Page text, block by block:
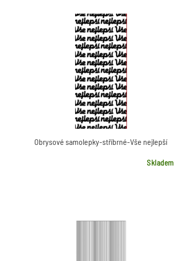
Obrysové samolepky-stříbrné-Vše nejlepší
Skladem